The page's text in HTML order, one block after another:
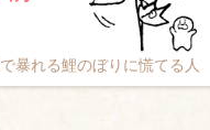
で暴れる鯉のぼりに慌てる人